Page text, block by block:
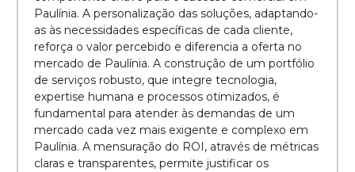
Paulínia. A personalização das soluções, adaptando-
as às necessidades específicas de cada cliente,
reforça o valor percebido e diferencia a oferta no
mercado de Paulínia. A construção de um portfólio
de serviços robusto, que integre tecnologia,
expertise humana e processos otimizados, é
fundamental para atender às demandas de um
mercado cada vez mais exigente e complexo em
Paulínia. A mensuração do ROI, através de métricas
claras e transparentes, permite justificar os